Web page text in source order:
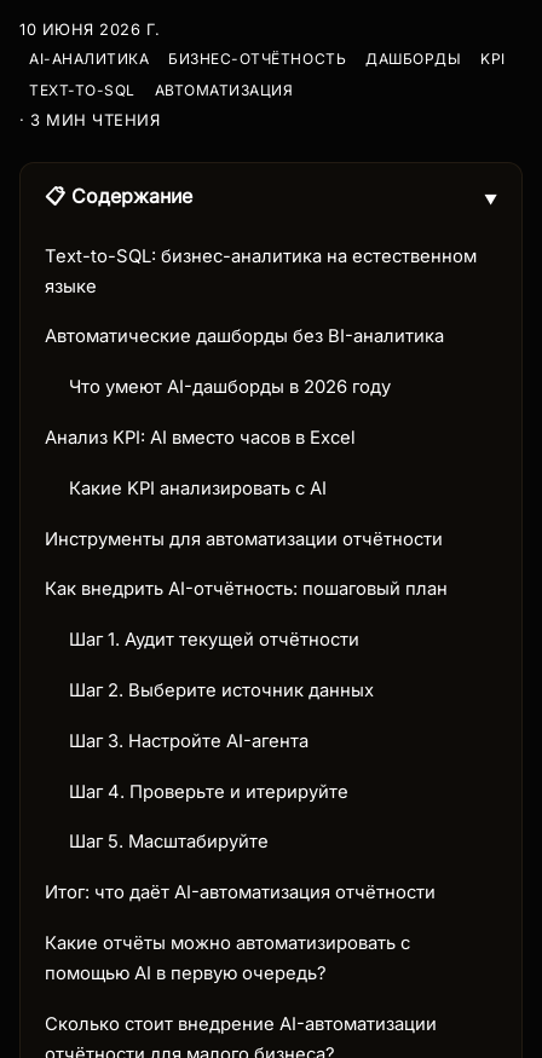
10 ИЮНЯ 2026 Г.
AI-АНАЛИТИКА
БИЗНЕС-ОТЧЁТНОСТЬ ДАШБОРДЫ
KPI
TEXT-TO-SQL
АВТОМАТИЗАЦИЯ
· 3 МИН ЧТЕНИЯ
📋 Содержание ▼
Text-to-SQL: бизнес-аналитика на естественном
языке
Автоматические дашборды без BI-аналитика
Что умеют AI-дашборды в 2026 году
Анализ KPI: AI вместо часов в Excel
Какие KPI анализировать с AI
Инструменты для автоматизации отчётности
Как внедрить AI-отчётность: пошаговый план
Шаг 1. Аудит текущей отчётности
Шаг 2. Выберите источник данных
Шаг 3. Настройте AI-агента
Шаг 4. Проверьте и итерируйте
Шаг 5. Масштабируйте
Итог: что даёт AI-автоматизация отчётности
Какие отчёты можно автоматизировать с
помощью AI в первую очередь?
Сколько стоит внедрение AI-автоматизации